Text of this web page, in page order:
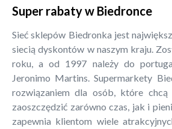
Super rabaty w Biedronce
Sieć sklepów Biedronka jest
siecią dyskontów w naszym kraju.
roku, a od 1997 należy do
Jeronimo Martins. Supermarkety
rozwiązaniem dla osób, które
zaoszczędzić zarówno czas, jak i
zapewnia klientom wiele